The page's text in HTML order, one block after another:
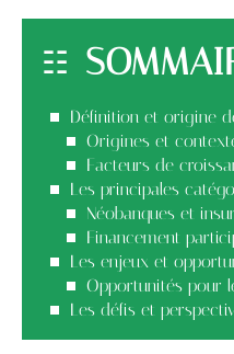
Définition et origine
Origines et
Facteurs de
Les principales
Néobanques et
Financement
Les enjeux et
Opportunités pour
Les défis et